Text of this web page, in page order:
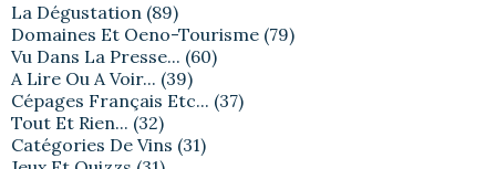
La Dégustation (89)
Domaines Et Oeno-Tourisme (79)
Vu Dans La Presse... (60)
A Lire Ou A Voir... (39)
Cépages Français Etc... (37)
Tout Et Rien... (32)
Catégories De Vins (31)